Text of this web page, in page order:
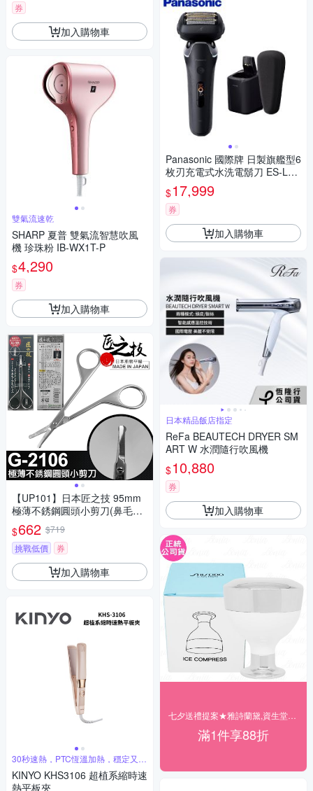
券
加入購物車
雙氣流速乾
SHARP 夏普 雙氣流智慧吹風
機 珍珠粉 IB-WX1T-P
$4,290
券
加入購物車
【UP101】日本匠之技 95mm
極薄不銹鋼圓頭小剪刀(鼻毛剪
刀 修容剪刀 修眉剪刀/G-2106)
$662 $719
挑戰低價
券
加入購物車
30秒速熱，PTC恆溫加熱，穩定又安
KINYO KHS3106 超植系縮時速
熱平板夾
Panasonic 國際牌 日製旗艦型6
枚刃充電式水洗電鬍刀 ES-L69
0U
$17,999
券
加入購物車
日本精品飯店指定
ReFa BEAUTECH DRYER SM
ART W 水潤隨行吹風機
$10,880
券
加入購物車
滿1件享88折